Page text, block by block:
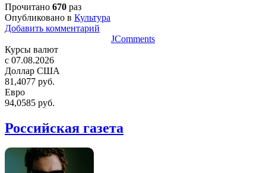
Прочитано 670 раз
Опубликовано в Культура
Добавить комментарий
JComments
Курсы валют
c 07.08.2026
Доллар США
81,4077 руб.
Евро
94,0585 руб.
Российская газета